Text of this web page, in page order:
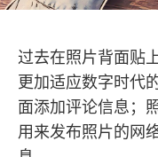
过去在照片背面贴
更加适应数字时代
面添加评论信息；
用来发布照片的网